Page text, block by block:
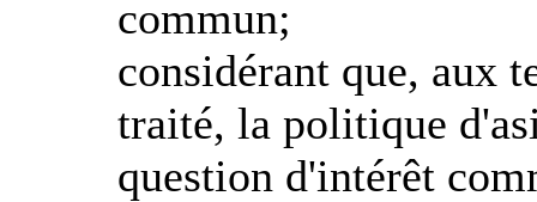
commun;
considérant que, aux
traité, la politique
question d'intérêt